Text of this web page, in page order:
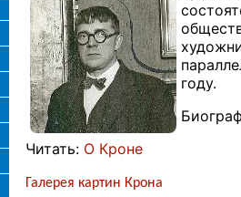
году.
Читать: О Кроне
Галерея картин Крона